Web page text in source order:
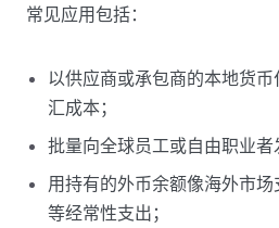
常见应用包括：
以供应商或承包商的本地货
汇成本；
批量向全球员工或自由职业者
用持有的外币余额像海外市
等经常性支出；